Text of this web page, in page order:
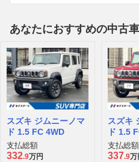
あなたにおすすめの中古
スズキ ジムニーノマ
ド 1.5 FC 4WD
支払総額
332.9万円
スズキ
ド 1.5
支払総額
337.9万